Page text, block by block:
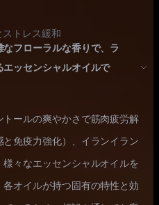
トレス緩和
フローラルな香りで、ラ
ッセンシャルオイルで
ールの爽やかさで筋肉疲労解
免疫力強化）、イランイラン
様々なエッセンシャルオイルを
オイルが持つ固有の特性と効